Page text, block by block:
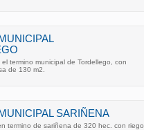
termino municipal de Tordellego, con
de 130 m2.
SARIÑENA
termino de sariñena de 320 hec. con riego